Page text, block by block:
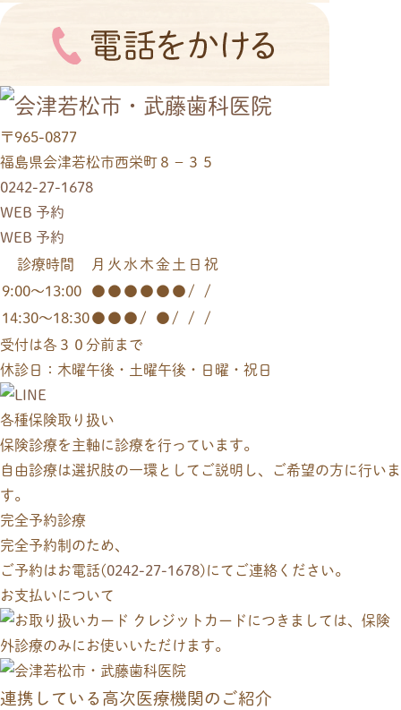
〒965-0877
福島県会津若松市西栄町８−３５
0242-27-1678
WEB 予約
WEB 予約
診療時間
月 火水木金土 日 祝
9:00～13:00 ●●●●●●/ /
14:30～18:30●●●/ ●/ / /
受付は各３０分前まで
休診日：木曜午後・土曜午後・日曜・祝日
各種保険取り扱い
保険診療を主軸に診療を行っています。
自由診療は選択肢の一環としてご説明し、ご希望の方に行いま
す。
完全予約診療
完全予約制のため、
ご予約はお電話(0242-27-1678)にてご連絡ください。
お支払いについて
クレジットカードにつきましては、保険
外診療のみにお使いいただけます。
連携している高次医療機関のご紹介